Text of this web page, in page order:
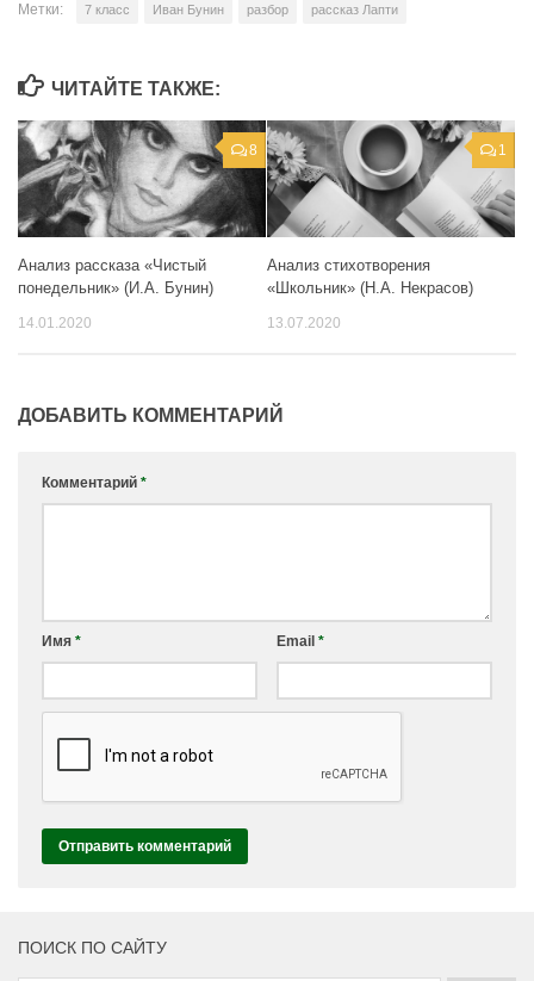
Метки: 7 класс Иван Бунин разбор рассказ Лапти
ЧИТАЙТЕ ТАКЖЕ:
8
Анализ рассказа «Чистый
понедельник» (И.А. Бунин)
14.01.2020
1
Анализ стихотворения
«Школьник» (Н.А. Некрасов)
13.07.2020
ДОБАВИТЬ КОММЕНТАРИЙ
Комментарий *
Имя * Email *
ПОИСК ПО САЙТУ